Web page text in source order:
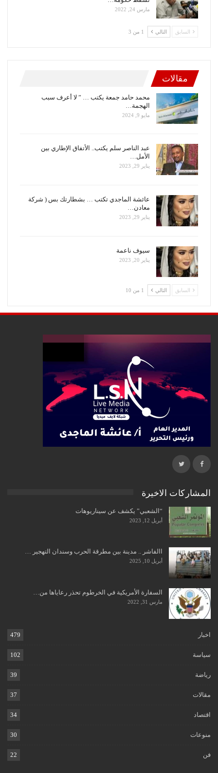
مارس 24, 2022
السابق التالي 1 من 3
مقالات
محمد حامد جمعة يكتب … ” لا أعرف سبب
الهجمة…
مايو 9, 2024
عبد الناصر سلم يكتب.. الأتفاق الإطاري بين
الأمل…
يناير 29, 2023
عائشة الماجدي تكتب … بشطارتك بس ( شركة
معادن…
يناير 29, 2023
سيوف ناعمة
يناير 20, 2023
السابق التالي 1 من 10
المشاركات الاخيرة
“الشعبي” يكشف عن سيناريوهات
أبريل 12, 2023
االفاشر .. مدينة بين مطرقة الحرب وسندان التهجير …
أبريل 10, 2025
السفارة الأمريكية في الخرطوم تحذر رعاياها من…
مارس 31, 2022
اخبار 479
سياسة 102
رياضة 39
مقالات 37
اقتصاد 34
منوعات 30
فن 22